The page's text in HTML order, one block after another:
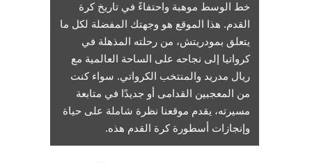
خط الوسط موهبة واحتفاءً في تاريخ كرة
القدم. هذا الموقع هو وجهتك المفضلة لكل ما
يتعلق بمودريتش، من رحلته المذهلة في
كرواتيا إلى نجاحه على الساحة العالمية مع
ريال مدريد والمنتخب الكرواتي. سواء كنت
من المعجبين القدامى أو جديدًا في متابعة
مسيرته، يقدم موقعنا نظرة شاملة على حياة
وإنجازات أسطورة كرة القدم هذه.